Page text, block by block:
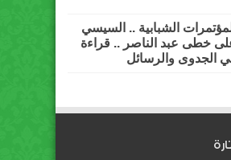
الشبابية .. السيسي
خطى عبد الناصر .. قراءة
الجدوى والرسائل